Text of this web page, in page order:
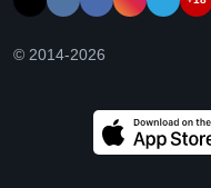
© 2014-2026